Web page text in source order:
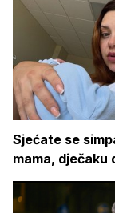
Sjećate se
mama, dječaku